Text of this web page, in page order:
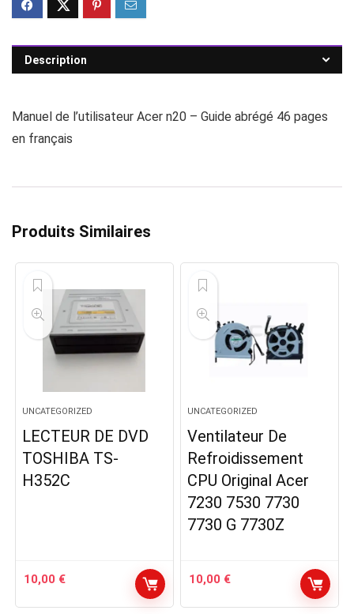
Description
Manuel de l’utilisateur Acer n20 – Guide abrégé 46 pages
en français
Produits Similaires
UNCATEGORIZED
LECTEUR DE DVD
TOSHIBA TS-
H352C
10,00 €
UNCATEGORIZED
Ventilateur De
Refroidissement
CPU Original Acer
7230 7530 7730
7730 G 7730Z
10,00 €